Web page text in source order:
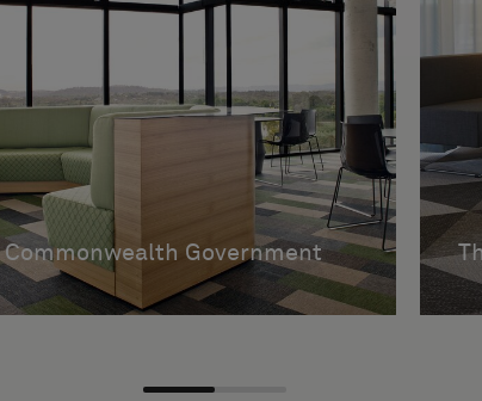
Commonwealth Government